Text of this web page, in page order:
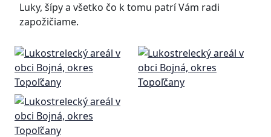
Luky, šípy a všetko čo k tomu patrí Vám radi
zapožičiame.